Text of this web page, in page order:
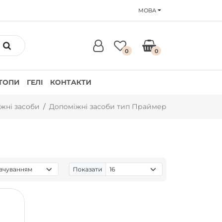
МОВА
0 0
ГЕЛІ КОНТАКТИ
засоби Допоміжні засоби тип Праймер
Показати